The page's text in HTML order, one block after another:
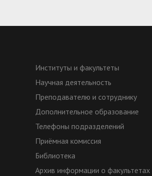
Институты и факультеты
Научная деятельность
Преподавателю и сотруднику
Дополнительное образование
Телефоны подразделений
Приёмная комиссия
Библиотека
Архив информации о факультетах